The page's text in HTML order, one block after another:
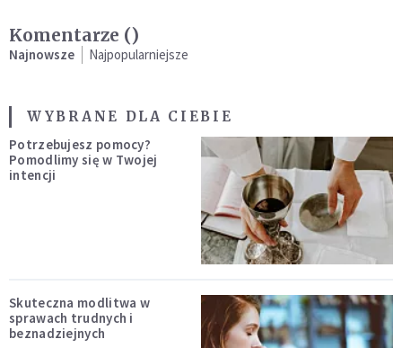
Komentarze ()
Najnowsze Najpopularniejsze
WYBRANE DLA CIEBIE
Potrzebujesz pomocy?
Pomodlimy się w Twojej
intencji
Skuteczna modlitwa w
sprawach trudnych i
beznadziejnych